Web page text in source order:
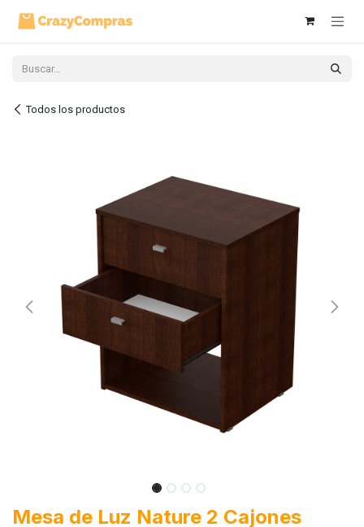
Todos los productos
Mesa de Luz Nature 2 Cajones